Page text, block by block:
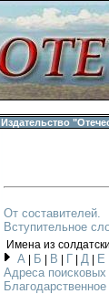
Издательство
От составителей.
Вступительное
Имена из
А| Б В Г Д| Е
Адреса